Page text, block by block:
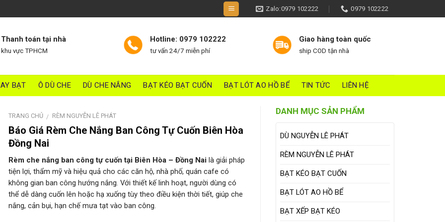
Zalo:0979 102222 0979 102222
Thanh toán tại nhà
khu vực TPHCM
Hotline: 0979 102222
tư vấn 24/7 miễn phí
Giao hàng toàn quốc
ship COD tận nhà
BẠT Ô DÙ CHE DÙ CHE NẮNG BẠT KÉO BẠT CUỐN BẠT LÓT AO HỒ BỂ TIN TỨC LIÊN HỆ
TRANG CHỦ / RÈM NGUYỄN LÊ PHÁT
Báo Giá Rèm Che Nắng Ban Công Tự Cuốn Biên Hòa
Đồng Nai
Rèm che nắng ban công tự cuốn tại Biên Hòa – Đồng Nai là giải pháp
tiện lợi, thẩm mỹ và hiệu quả cho các căn hộ, nhà phố, quán cafe có
không gian ban công hướng nắng. Với thiết kế linh hoạt, người dùng có
thể dễ dàng cuốn lên hoặc hạ xuống tùy theo điều kiện thời tiết, giúp che
nắng, cản bụi, hạn chế mưa tạt vào ban công.
DANH MỤC SẢN PHẨM
DÙ NGUYỄN LÊ PHÁT
RÈM NGUYỄN LÊ PHÁT
BẠT KÉO BẠT CUỐN
BẠT LÓT AO HỒ BỂ
BẠT XẾP BẠT KÉO